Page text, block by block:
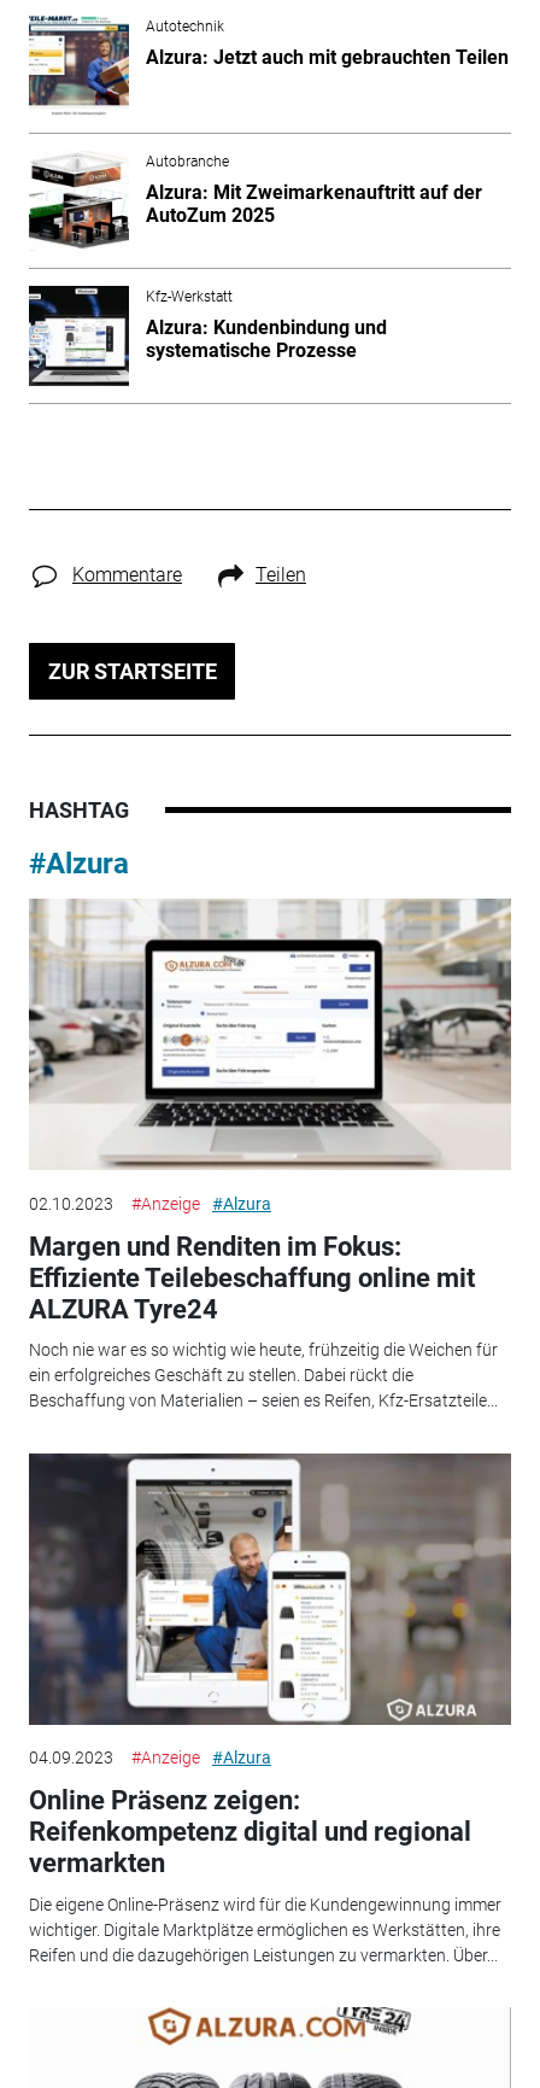
Autotechnik
Alzura: Jetzt auch mit gebrauchten Teilen
Autobranche
Alzura: Mit Zweimarkenauftritt auf der
AutoZum 2025
Kfz-Werkstatt
Alzura: Kundenbindung und
systematische Prozesse
Kommentare Teilen
ZUR STARTSEITE
HASHTAG
#Alzura
02.10.2023 #Anzeige #Alzura
Margen und Renditen im Fokus:
Effiziente Teilebeschaffung online mit
ALZURA Tyre24
Noch nie war es so wichtig wie heute, frühzeitig die Weichen für
ein erfolgreiches Geschäft zu stellen. Dabei rückt die
Beschaffung von Materialien – seien es Reifen, Kfz-Ersatzteile...
04.09.2023 #Anzeige #Alzura
Online Präsenz zeigen:
Reifenkompetenz digital und regional
vermarkten
Die eigene Online-Präsenz wird für die Kundengewinnung immer
wichtiger. Digitale Marktplätze ermöglichen es Werkstätten, ihre
Reifen und die dazugehörigen Leistungen zu vermarkten. Über...